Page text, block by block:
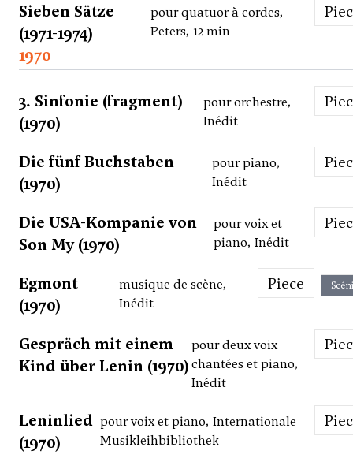
Sieben Sätze
(1971-1974)
pour quatuor à cordes,
Peters, 12 min
1970
3. Sinfonie (fragment)
(1970)
pour orchestre,
Inédit
Die fünf Buchstaben
(1970)
pour piano,
Inédit
Die USA-Kompanie von
Son My (1970)
pour voix et
piano, Inédit
Egmont
(1970)
musique de scène,
Inédit
Piece
Gespräch mit einem
Kind über Lenin (1970)
pour deux voix
chantées et piano,
Inédit
Leninlied
(1970)
pour voix et piano, Internationale
Musikleihbibliothek